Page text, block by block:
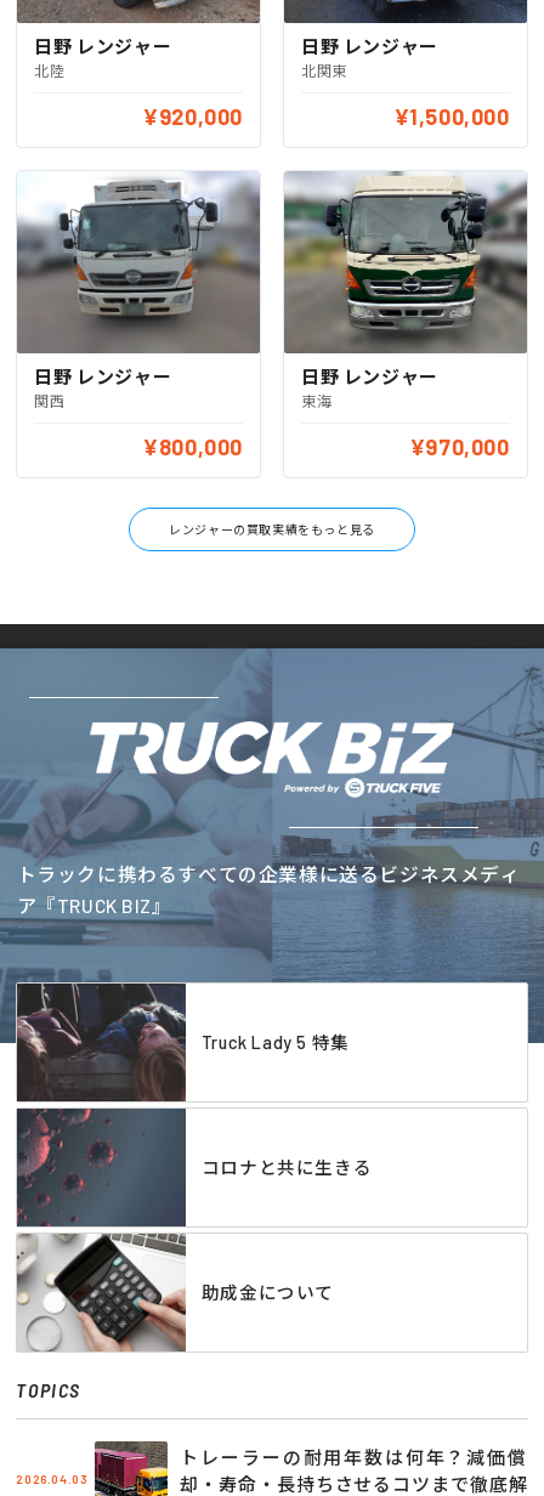
日野 レンジャー
北陸
¥920,000
日野 レンジャー
北関東
¥1,500,000
日野 レンジャー
関西
¥800,000
日野 レンジャー
東海
¥970,000
レンジャーの買取実績をもっと見る
トラックに携わるすべての企業様に送るビジネスメディ
ア『TRUCK BIZ』
Truck Lady 5 特集
コロナと共に生きる
助成金について
TOPICS
2026.04.03
トレーラーの耐用年数は何年？減価償
却・寿命・長持ちさせるコツまで徹底解